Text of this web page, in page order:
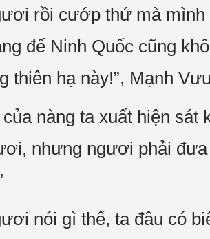
rồi cướp thứ mà
đế Ninh Quốc cũng
thiên hạ này!”, Mạnh
nàng ta xuất hiện sát
nhưng ngươi phải
nói gì thế, ta đâu có